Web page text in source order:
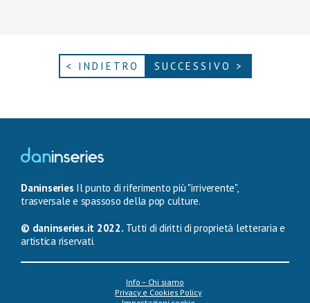
< INDIETRO SUCCESSIVO >
Daninseries Il punto di riferimento più "irriverente",
trasversale e spassoso della pop culture.
© daninseries.it 2022. Tutti di diritti di proprietà letteraria e
artistica riservati.
Info – Chi siamo
Privacy e Cookies Policy